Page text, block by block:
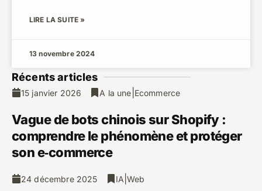
LIRE LA SUITE »
13 novembre 2024
Récents articles
15 janvier 2026 A la une Ecommerce
Vague de bots chinois sur Shopify :
comprendre le phénomène et protéger
son e‑commerce
24 décembre 2025 IA |Web